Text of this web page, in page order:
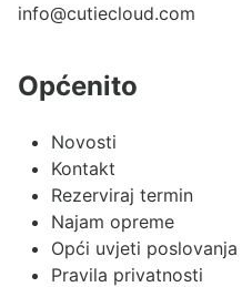
info@cutiecloud.com
Općenito
Novosti
Kontakt
Rezerviraj termin
Najam opreme
Opći uvjeti poslovanja
Pravila privatnosti